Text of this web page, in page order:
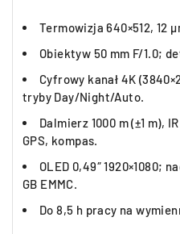
Termowizja 640×512, 12
Obiektyw 50 mm F/1.0;
Cyfrowy kanał 4K
tryby Day/Night/Auto.
Dalmierz 1000 m (±1 m),
GPS, kompas.
OLED 0,49″ 1920×1080;
GB EMMC.
Do 8,5 h pracy na